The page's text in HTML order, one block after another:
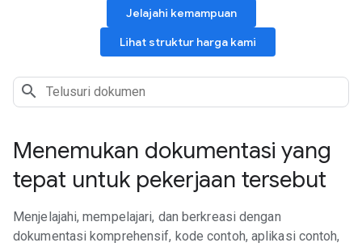
Jelajahi kemampuan
Lihat struktur harga kami
Menemukan dokumentasi yang
tepat untuk pekerjaan tersebut
Menjelajahi, mempelajari, dan berkreasi dengan
dokumentasi komprehensif, kode contoh, aplikasi contoh,